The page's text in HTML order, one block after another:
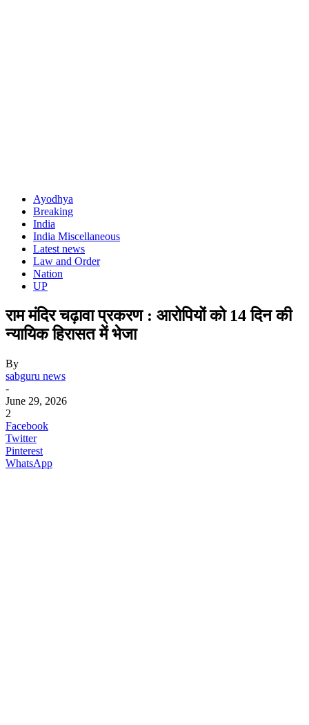
Ayodhya
Breaking
India
India Miscellaneous
Latest news
Law and Order
Nation
UP
राम मंदिर चढ़ावा प्रकरण : आरोपियों को 14 दिन की
न्यायिक हिरासत में भेजा
By
sabguru news
-
June 29, 2026
2
Facebook
Twitter
Pinterest
WhatsApp